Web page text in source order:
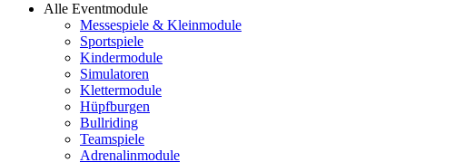
Alle Eventmodule
Messespiele & Kleinmodule
Sportspiele
Kindermodule
Simulatoren
Klettermodule
Hüpfburgen
Bullriding
Teamspiele
Adrenalinmodule